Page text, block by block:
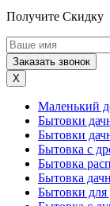
Получите Скидку
X
Маленький
Бытовки
Бытовки
Бытовка с
Бытовка
Бытовка
Бытовки для